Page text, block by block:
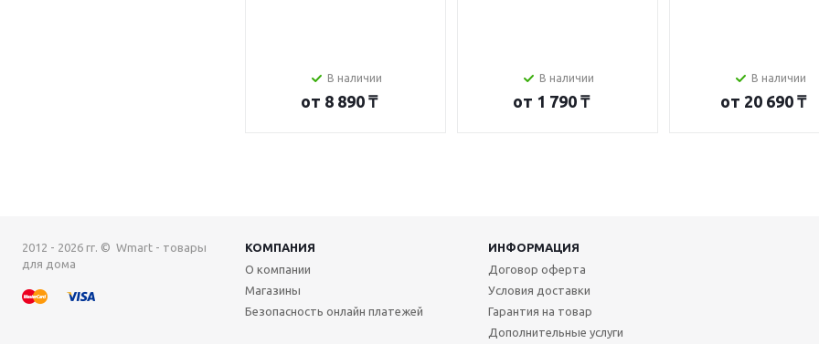
В наличии
от 8 890 ₸
В наличии
от 1 790 ₸
В наличии
от 20 690 ₸
2012 - 2026 гг. © Wmart - товары
для дома
КОМПАНИЯ
ИНФОРМАЦИЯ
О компании
Магазины
Безопасность онлайн платежей
Договор оферта
Условия доставки
Гарантия на товар
Дополнительные услуги